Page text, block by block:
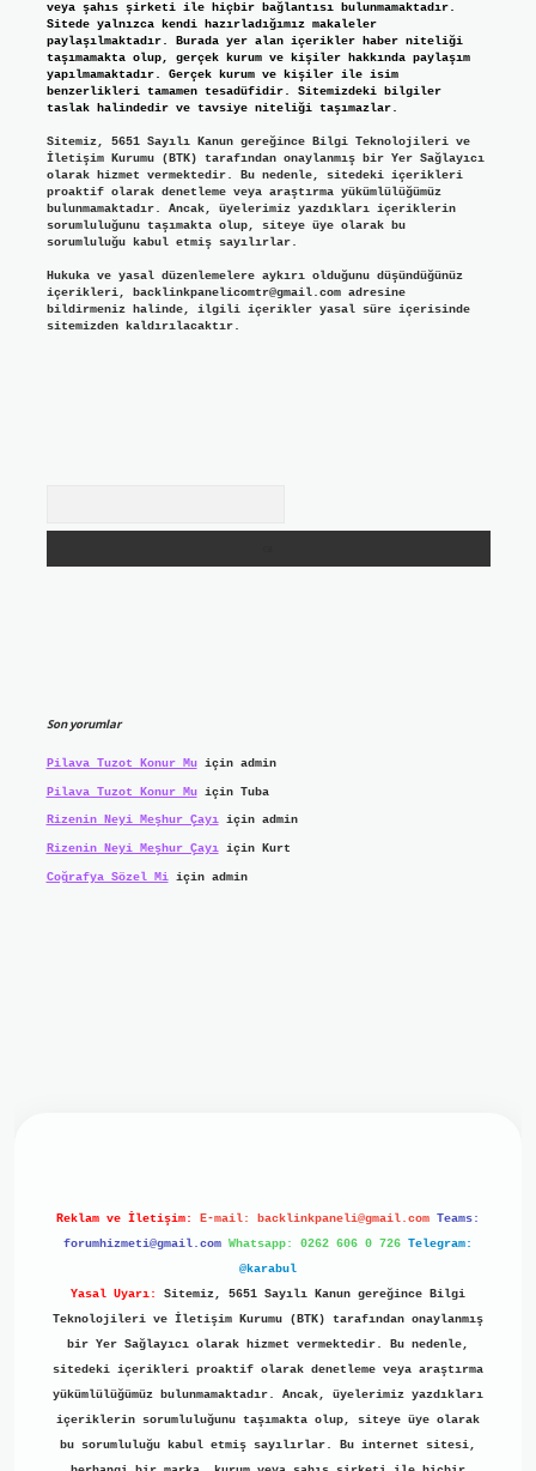
veya şahıs şirketi ile hiçbir bağlantısı bulunmamaktadır.
Sitede yalnızca kendi hazırladığımız makaleler
paylaşılmaktadır. Burada yer alan içerikler haber niteliği
taşımamakta olup, gerçek kurum ve kişiler hakkında paylaşım
yapılmamaktadır. Gerçek kurum ve kişiler ile isim
benzerlikleri tamamen tesadüfidir. Sitemizdeki bilgiler
taslak halindedir ve tavsiye niteliği taşımazlar.
Sitemiz, 5651 Sayılı Kanun gereğince Bilgi Teknolojileri ve
İletişim Kurumu (BTK) tarafından onaylanmış bir Yer Sağlayıcı
olarak hizmet vermektedir. Bu nedenle, sitedeki içerikleri
proaktif olarak denetleme veya araştırma yükümlülüğümüz
bulunmamaktadır. Ancak, üyelerimiz yazdıkları içeriklerin
sorumluluğunu taşımakta olup, siteye üye olarak bu
sorumluluğu kabul etmiş sayılırlar.
Hukuka ve yasal düzenlemelere aykırı olduğunu düşündüğünüz
içerikleri, backlinkpanelicomtr@gmail.comadresine
bildirmeniz halinde, ilgili içerikler yasal süre içerisinde
sitemizden kaldırılacaktır.
Son yorumlar
Pilava Tuzot Konur Muiçin admin
Pilava Tuzot Konur Muiçin Tuba
Rizenin Neyi Meşhur Çayıiçin admin
Rizenin Neyi Meşhur Çayıiçin Kurt
Coğrafya Sözel Miiçin admin
Reklam ve İletişim: E-mail: backlinkpaneli@gmail.com Teams:
forumhizmeti@gmail.com Whatsapp: 0262 606 0 726 Telegram:
@karabul
Yasal Uyarı:
Sitemiz, 5651 Sayılı Kanun gereğince Bilgi
Teknolojileri ve İletişim Kurumu (BTK) tarafından onaylanmış
bir Yer Sağlayıcı olarak hizmet vermektedir. Bu nedenle,
sitedeki içerikleri proaktif olarak denetleme veya araştırma
yükümlülüğümüz bulunmamaktadır. Ancak, üyelerimiz yazdıkları
içeriklerin sorumluluğunu taşımakta olup, siteye üye olarak
bu sorumluluğu kabul etmiş sayılırlar. Bu internet sitesi,